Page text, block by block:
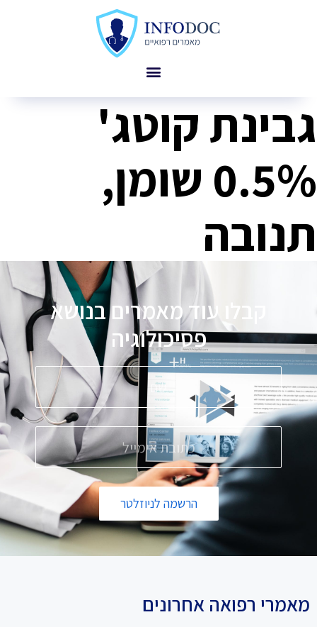
גבינת קוטג'
0.5% שומן,
תנובה
קבלו עוד מאמרים בנושא
פסיכולוגיה
הרשמה לניוזלטר
מאמרי רפואה אחרונים